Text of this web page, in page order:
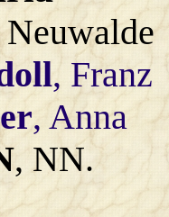
, Franz
, Anna
, NN.